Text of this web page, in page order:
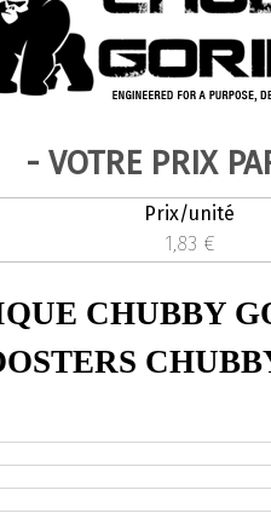
- VOTRE PRIX
Prix/unité
1,83 €
CHUBBY